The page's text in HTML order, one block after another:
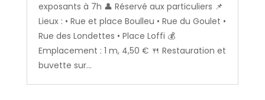
exposants à 7h 👤 Réservé aux particuliers 📌
Lieux : • Rue et place Boulleu • Rue du Goulet •
Rue des Londettes • Place Loffi 💰
Emplacement : 1 m, 4,50 € 🍴 Restauration et
buvette sur...